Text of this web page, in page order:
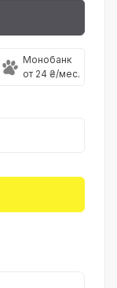
Монобанк
от 24 ₴/мес.